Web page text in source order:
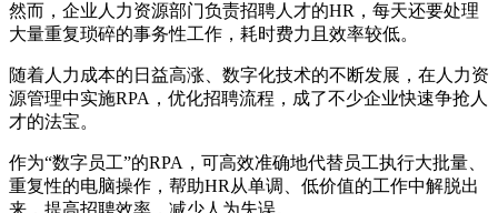
然而，企业人力资源部门负责招聘人才的HR，每天还要处理
大量重复琐碎的事务性工作，耗时费力且效率较低。
随着人力成本的日益高涨、数字化技术的不断发展，在人力资
源管理中实施RPA，优化招聘流程，成了不少企业快速争抢人
才的法宝。
作为“数字员工”的RPA，可高效准确地代替员工执行大批量、
重复性的电脑操作，帮助HR从单调、低价值的工作中解脱出